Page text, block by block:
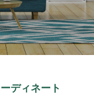
ディネート